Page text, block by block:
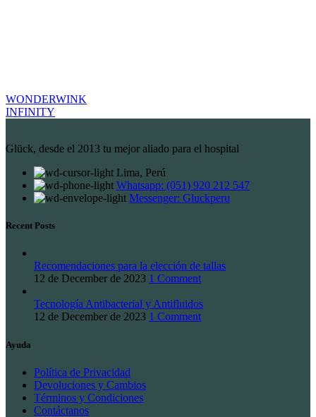
WONDERWINK
INFINITY
Glück, desde el 2013 tu mejor aliado para el hospital
Lima, Perú
Whatsapp: (051) 920 212 547
Messenger: Gluckperu
Recent Posts
Recomendaciones para la elección de tallas
12 de December de 2023 1 Comment
Tecnología Antibacterial y Antifluidos
12 de December de 2023 1 Comment
Ayuda
Política de Privacidad
Devoluciones y Cambios
Términos y Condiciones
Contáctanos